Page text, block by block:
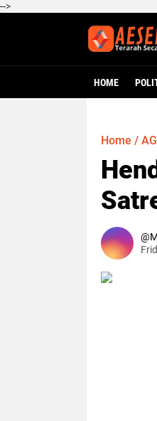
-->
HOME
Home /